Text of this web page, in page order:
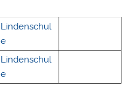
Lindenschul
e
Lindenschul
e